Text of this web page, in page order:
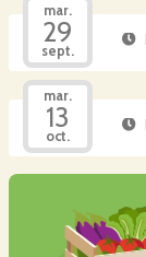
mar.
29
sept.
mar.
13
oct.